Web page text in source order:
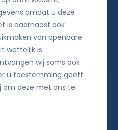
omdat u deze
is daarnaast ook
van openbare
wettelijk is
wij soms ook
u toestemming geeft
om deze met ons te